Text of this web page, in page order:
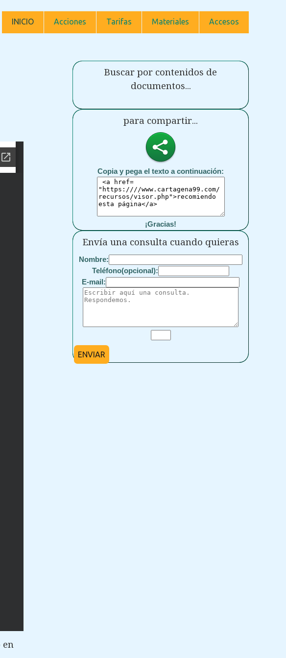
INICIO Acciones Tarifas Materiales Accesos
Buscar por contenidos de
documentos...
para compartir...
Copia y pega el texto a continuación:
¡Gracias!
Envía una consulta cuando quieras
Nombre:
Teléfono(opcional):
E-mail:
ENVIAR